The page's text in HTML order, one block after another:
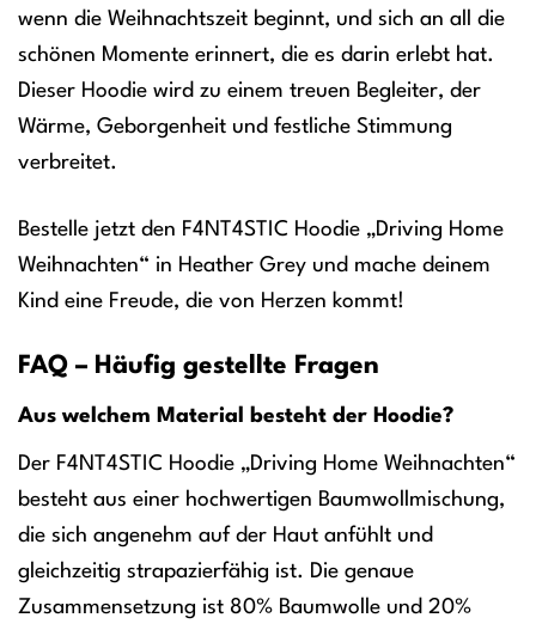
wenn die Weihnachtszeit beginnt, und sich an all die
schönen Momente erinnert, die es darin erlebt hat.
Dieser Hoodie wird zu einem treuen Begleiter, der
Wärme, Geborgenheit und festliche Stimmung
verbreitet.
Bestelle jetzt den F4NT4STIC Hoodie „Driving Home
Weihnachten“ in Heather Grey und mache deinem
Kind eine Freude, die von Herzen kommt!
FAQ – Häufig gestellte Fragen
Aus welchem Material besteht der Hoodie?
Der F4NT4STIC Hoodie „Driving Home Weihnachten“
besteht aus einer hochwertigen Baumwollmischung,
die sich angenehm auf der Haut anfühlt und
gleichzeitig strapazierfähig ist. Die genaue
Zusammensetzung ist 80% Baumwolle und 20%